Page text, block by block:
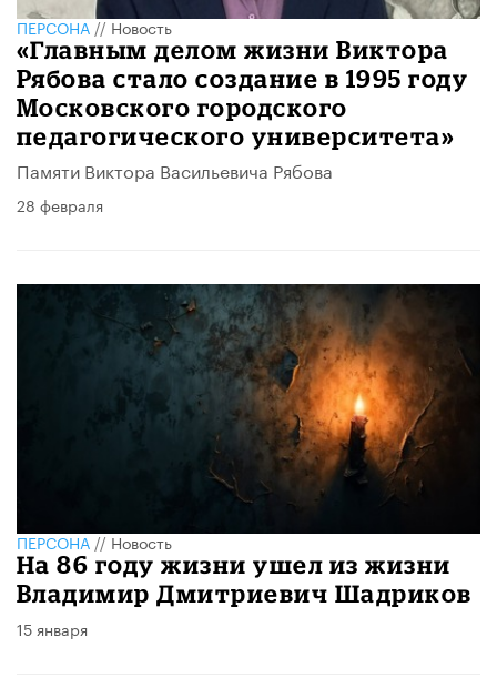
ПЕРСОНА//Новость
«Главным делом жизни Виктора
Рябова стало создание в 1995 году
Московского городского
педагогического университета»
Памяти Виктора Васильевича Рябова
28 февраля
ПЕРСОНА//Новость
На 86 году жизни ушел из жизни
Владимир Дмитриевич Шадриков
15 января